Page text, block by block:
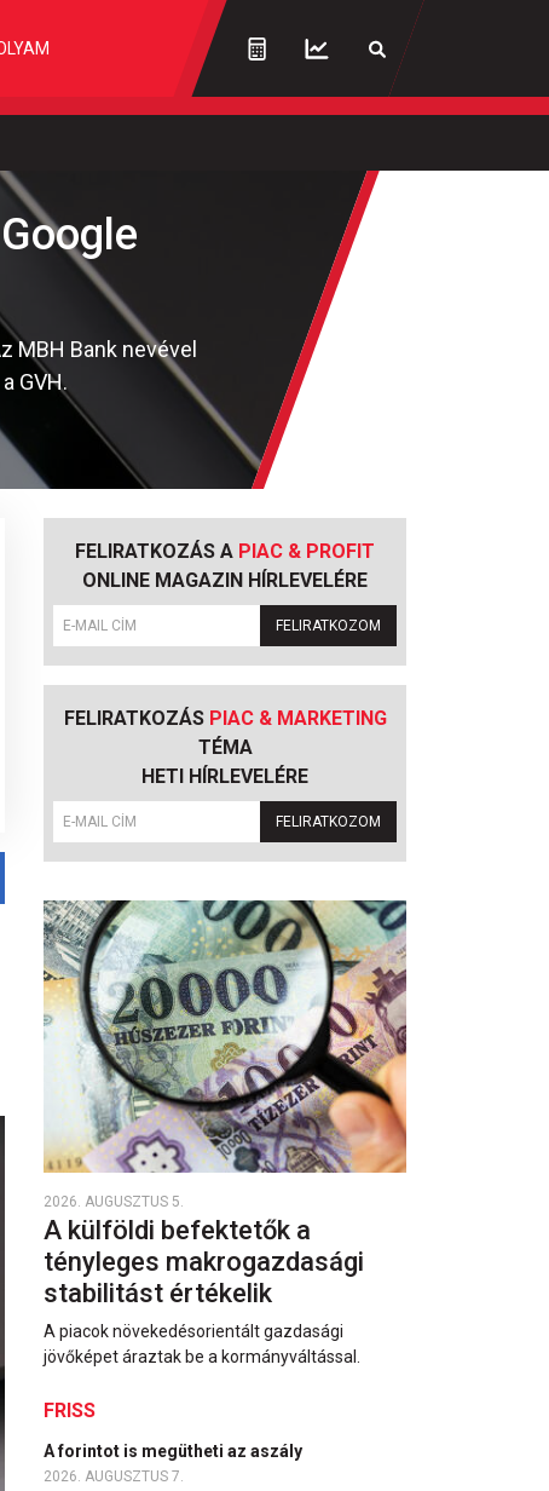
MBH Bank nevével
GVH.
FELIRATKOZÁS A PIAC & PROFIT
ONLINE MAGAZIN HÍRLEVELÉRE
FELIRATKOZOM
FELIRATKOZÁS PIAC & MARKETING
TÉMA
HETI HÍRLEVELÉRE
FELIRATKOZOM
2026. AUGUSZTUS 5.
A külföldi befektetők a
tényleges makrogazdasági
stabilitást értékelik
A piacok növekedésorientált gazdasági
jövőképet áraztak be a kormányváltással.
FRISS
A forintot is megütheti az aszály
2026. AUGUSZTUS 7.